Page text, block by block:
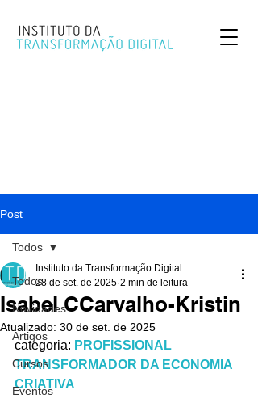
Post
Todos
Novidades
Artigos
Cursos
Eventos
Todos
Isabel CCarvalho-Kristin
Instituto da Transformação Digital
28 de set. de 2025 2 min de leitura
Atualizado: 30 de set. de 2025
categoria: PROFISSIONAL
TRANSFORMADOR DA ECONOMIA
CRIATIVA